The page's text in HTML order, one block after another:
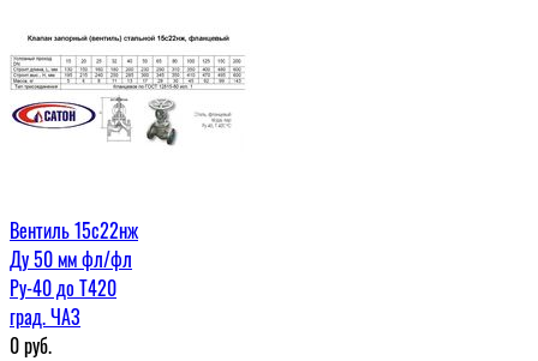
Вентиль 15с22нж
Ду 50 мм фл/фл
Ру-40 до Т420
град. ЧАЗ
0руб.